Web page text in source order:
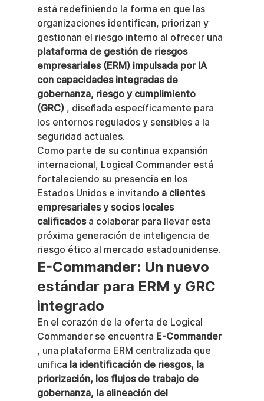
está redefiniendo la forma en que las
organizaciones identifican, priorizan y
gestionan el riesgo interno al ofrecer una
plataforma de gestión de riesgos
empresariales (ERM) impulsada por IA
con capacidades integradas de
gobernanza, riesgo y cumplimiento
(GRC) , diseñada específicamente para
los entornos regulados y sensibles a la
seguridad actuales.
Como parte de su continua expansión
internacional, Logical Commander está
fortaleciendo su presencia en los
Estados Unidos e invitando a clientes
empresariales y socios locales
calificados a colaborar para llevar esta
próxima generación de inteligencia de
riesgo ético al mercado estadounidense.
E-Commander: Un nuevo
estándar para ERM y GRC
integrado
En el corazón de la oferta de Logical
Commander se encuentra E-Commander
, una plataforma ERM centralizada que
unifica la identificación de riesgos, la
priorización, los flujos de trabajo de
gobernanza, la alineación del